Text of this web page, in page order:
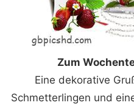
Zum
Eine dekorative
Schmetterlingen und